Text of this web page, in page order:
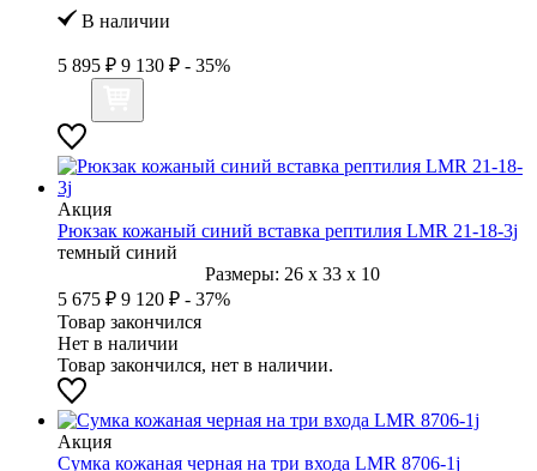
В наличии
5 895 ₽ 9 130 ₽ - 35%
Акция
Рюкзак кожаный синий вставка рептилия LMR 21-18-3j
темный синий
Размеры: 26 x 33 x 10
5 675 ₽ 9 120 ₽ - 37%
Товар закончился
Нет в наличии
Товар закончился, нет в наличии.
Акция
Сумка кожаная черная на три входа LMR 8706-1j